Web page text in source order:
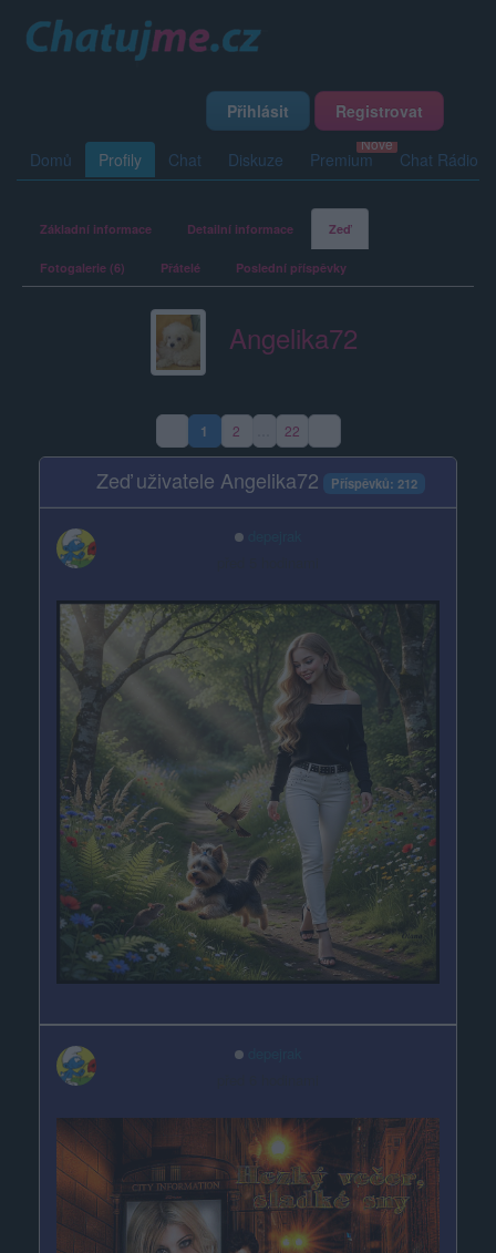
Přihlásit Registrovat
Domů Profily Chat Diskuze Premium Chat Rádio
Základní informace Detailní informace Zeď
Fotogalerie (6) Přátelé Poslední příspěvky
Angelika72
1(aktuální strana)
2 22
Zeď uživatele Angelika72 Příspěvků: 212